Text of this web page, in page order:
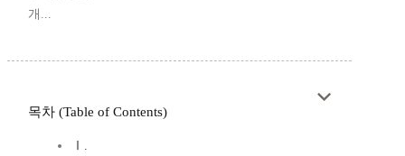
개...
목차 (Table of Contents)
Ⅰ.